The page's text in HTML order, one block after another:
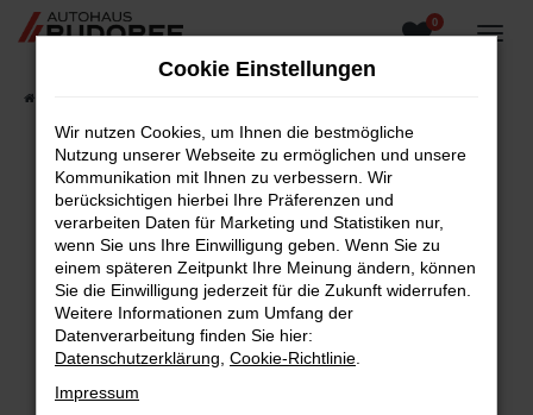
Zum
0
Fehler: Network Error
Beim Laden ist ein Fehler aufgetreten.
Hier sind ein paar Tipps, die dir helfen können:
Überprüfe deine Firewall und deine
Internetverbindung.
Laden andere Webseiten, zum Beispiel deine
Suchmaschine?
Cookie Einstellungen
Wir nutzen Cookies, um Ihnen die bestmögliche
Nutzung unserer Webseite zu ermöglichen und unsere
Kommunikation mit Ihnen zu verbessern. Wir
berücksichtigen hierbei Ihre Präferenzen und
verarbeiten Daten für Marketing und Statistiken nur,
wenn Sie uns Ihre Einwilligung geben. Wenn Sie zu
einem späteren Zeitpunkt Ihre Meinung ändern, können
Sie die Einwilligung jederzeit für die Zukunft widerrufen.
Weitere Informationen zum Umfang der
Datenverarbeitung finden Sie hier:
Datenschutzerklärung Cookie-Richtlinie
Impressum